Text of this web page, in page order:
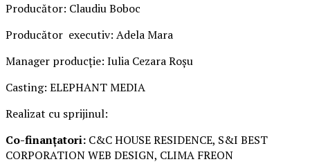
Producător: Claudiu Boboc
Producător executiv: Adela Mara
Manager producție: Iulia Cezara Roșu
Casting: ELEPHANT MEDIA
Realizat cu sprijinul:
Co-finanțatori: C&C HOUSE RESIDENCE, S&I BEST
CORPORATION WEB DESIGN, CLIMA FREON